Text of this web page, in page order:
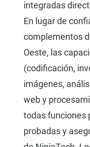
integradas
En lugar de
complementos
Oeste, las
(codificación,
imágenes,
web y
todas funciones
probadas y